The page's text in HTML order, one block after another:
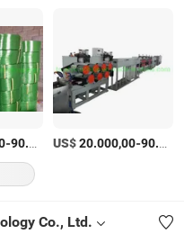
-90.000,00 /Set
US$20.000,00-90.000,00
Co., Ltd.